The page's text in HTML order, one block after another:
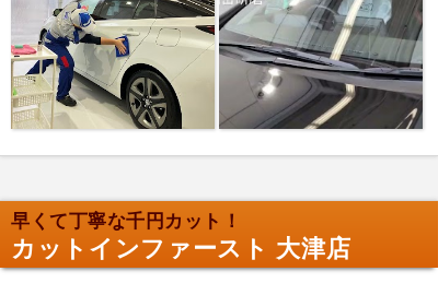
早くて丁寧な千円カット！
カットインファースト 大津店